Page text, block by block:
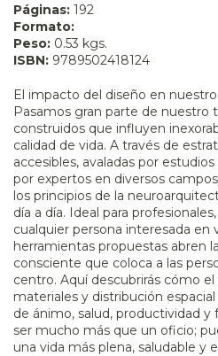
Páginas: 192
Formato:
Peso: 0.53 kgs.
ISBN: 9789502418124
El impacto del diseño en
Pasamos gran parte de nuestro
construidos que influyen
calidad de vida. A través de
accesibles, avaladas por
por expertos en diversos
los principios de la
día a día. Ideal para
cualquier persona interesada en
herramientas propuestas abren
consciente que coloca a las
centro. Aquí descubrirás cómo
materiales y distribución
de ánimo, salud, productividad y
ser mucho más que un oficio;
una vida más plena, saludable y